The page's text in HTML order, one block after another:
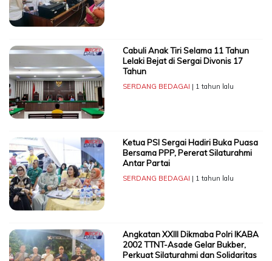
Cabuli Anak Tiri Selama 11 Tahun
Lelaki Bejat di Sergai Divonis 17
Tahun
SERDANG BEDAGAI | 1 tahun lalu
Ketua PSI Sergai Hadiri Buka Puasa
Bersama PPP, Pererat Silaturahmi
Antar Partai
SERDANG BEDAGAI | 1 tahun lalu
Angkatan XXIII Dikmaba Polri IKABA
2002 TTNT-Asade Gelar Bukber,
Perkuat Silaturahmi dan Solidaritas